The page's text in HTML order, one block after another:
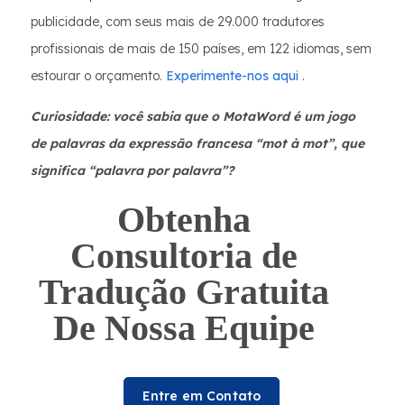
publicidade, com seus mais de 29.000 tradutores
profissionais de mais de 150 países, em 122 idiomas, sem
estourar o orçamento. Experimente-nos aqui .
Curiosidade: você sabia que o MotaWord é um jogo
de palavras da expressão francesa “mot à mot”, que
significa “palavra por palavra”?
Obtenha
Consultoria de
Tradução Gratuita
De Nossa Equipe
Entre em Contato